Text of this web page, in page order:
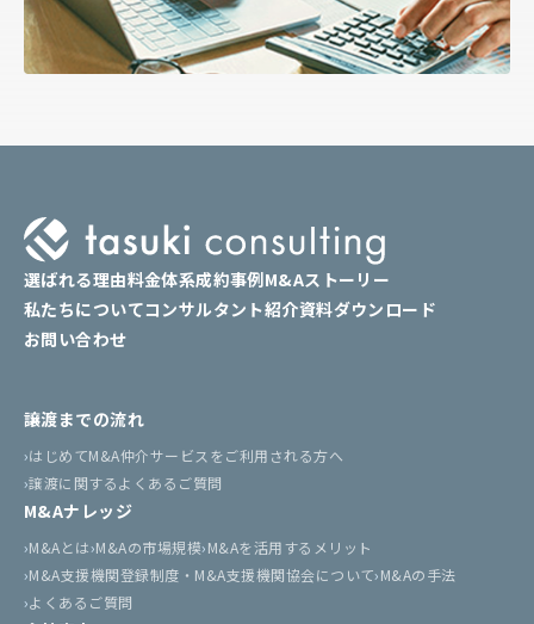
選ばれる理由料金体系成約事例M&Aストーリー
私たちについてコンサルタント紹介資料ダウンロード
お問い合わせ
譲渡までの流れ
はじめてM&A仲介サービスをご利用される方へ
譲渡に関するよくあるご質問
M&Aナレッジ
M&Aとは M&Aの市場規模 M&Aを活用するメリット
M&A支援機関登録制度・M&A支援機関協会について M&Aの手法
よくあるご質問